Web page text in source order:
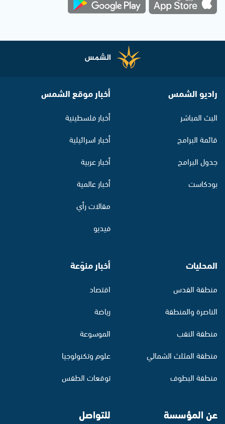
راديو الشمس
البث المباشر
قائمة البرامج
جدول البرامج
بودكاست
أخبار موقع الشمس
أخبار فلسطينية
أخبار اسرائيلية
أخبار عربية
أخبار عالمية
مقالات رأي
فيديو
المحليات
منطقة القدس
الناصرة والمنطقة
منطقة النقب
منطقة المثلث الشمالي
منطقة البطوف
أخبار منوّعة
اقتصاد
رياضة
الموسوعة
علوم وتكنولوجيا
توقعات الطقس
عن المؤسسة للتواصل